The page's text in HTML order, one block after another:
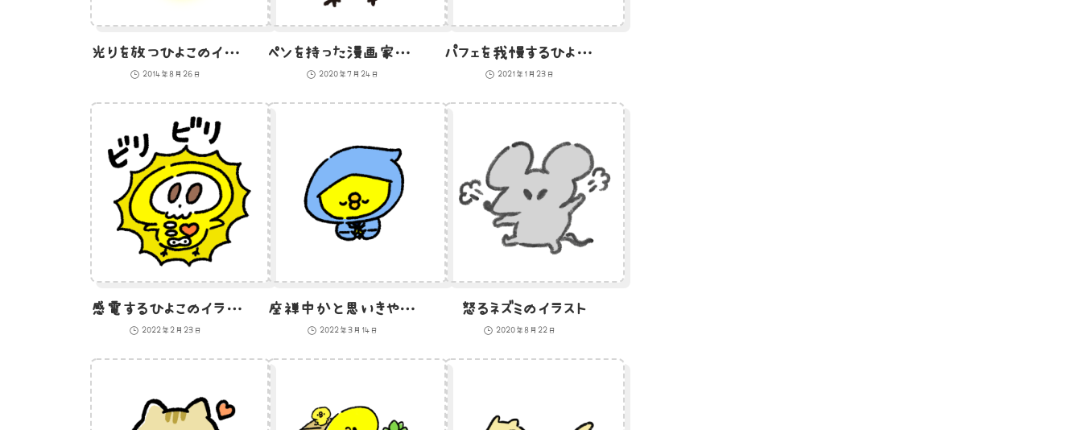
光りを放つひよこのイラスト
2014年8月26日
ペンを持った漫画家のひよこのイラスト
2020年7月24日
パフェを我慢するひよこのイラスト
2021年1月23日
感電するひよこのイラスト
2022年2月23日
座禅中かと思いきや熟睡中のひよこ忍者のイラスト
2022年3月14日
怒るネズミのイラスト
2020年8月22日